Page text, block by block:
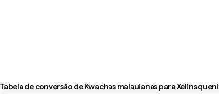
Tabela de conversão de Kwachas malauianas para Xelins